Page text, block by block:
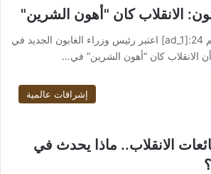
الانقلاب كان "أهون الشرين"
من صحيفة اشراق العالم 24:[ad_1] اعتبر رئيس وزراء الغابون الجديد في
أن الانقلاب كان “أهون الشرين” في…
إشراقات عالمية
الانقلاب.. ماذا يحدث في